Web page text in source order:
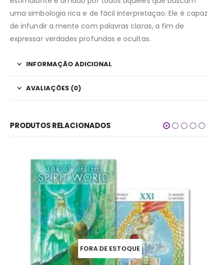
uma simbologia rica e de fácil interpretaçao. Ele é capaz
de infundir a mente com palavras claras, a fim de
expressar verdades profundas e ocultas.
INFORMAÇÃO ADICIONAL
AVALIAÇÕES (0)
PRODUTOS RELACIONADOS
FORA DE ESTOQUE